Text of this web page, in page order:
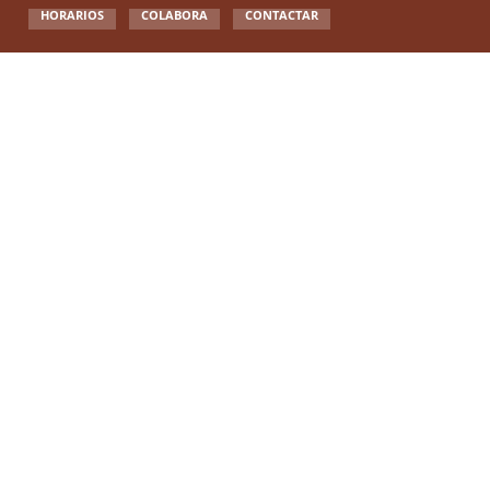
HORARIOS COLABORA CONTACTAR